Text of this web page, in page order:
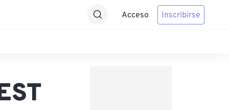
Acceso Inscribirse